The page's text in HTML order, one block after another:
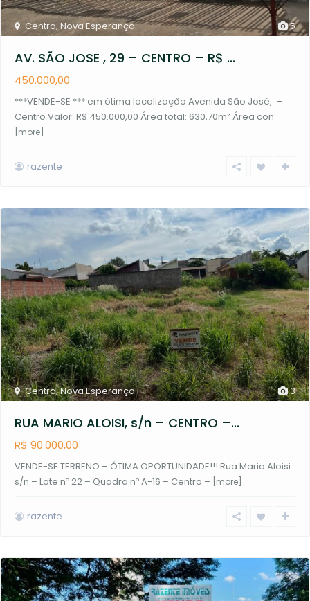
5
Centro, Nova Esperança
AV. SÃO JOSE , 29 – CENTRO – R$ ...
450.000,00
***VENDE-SE *** em ótima localização Avenida São José, –
Centro Valor: R$ 450.000,00 Área total: 630,70m² Área con
[more]
razente
3
Centro,Nova Esperança
RUA MARIO ALOISI, s/n – CENTRO –...
R$ 90.000,00
VENDE-SE TERRENO – ÓTIMA OPORTUNIDADE!!! Rua Mario Aloisi.
s/n – Lote nº 22 – Quadra nº A-16 – Centro – [more]
razente